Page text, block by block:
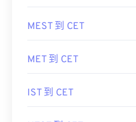
MEST 到 CET
MET 到 CET
IST 到 CET